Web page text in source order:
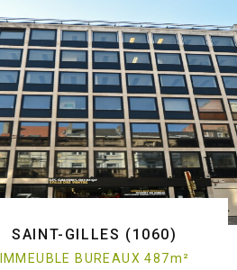
SAINT-GILLES (1060)
IMMEUBLE BUREAUX 487m²